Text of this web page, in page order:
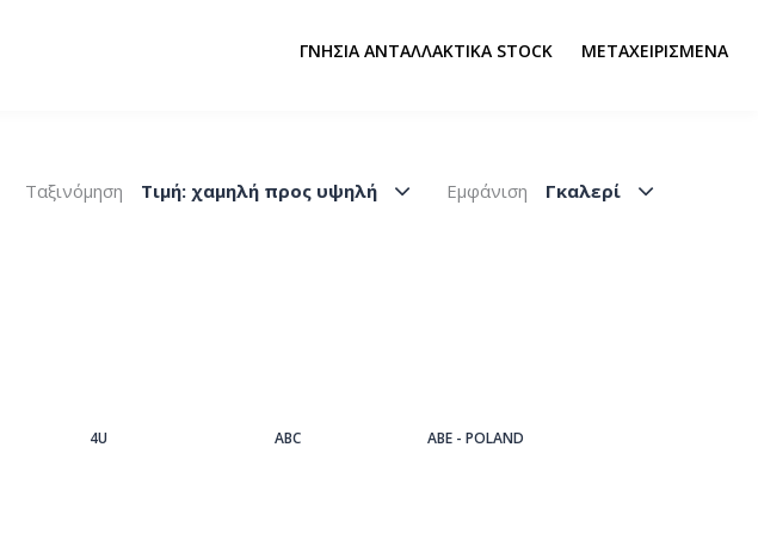
ΓΝΗΣΙΑ ΑΝΤΑΛΛΑΚΤΙΚΑ STOCK ΜΕΤΑΧΕΙΡΙΣΜΕΝΑ
Εμφάνιση Γκαλερί
Ταξινόμηση Tιμή: χαμηλή προς υψηλή
4U ABC ABE - POLAND